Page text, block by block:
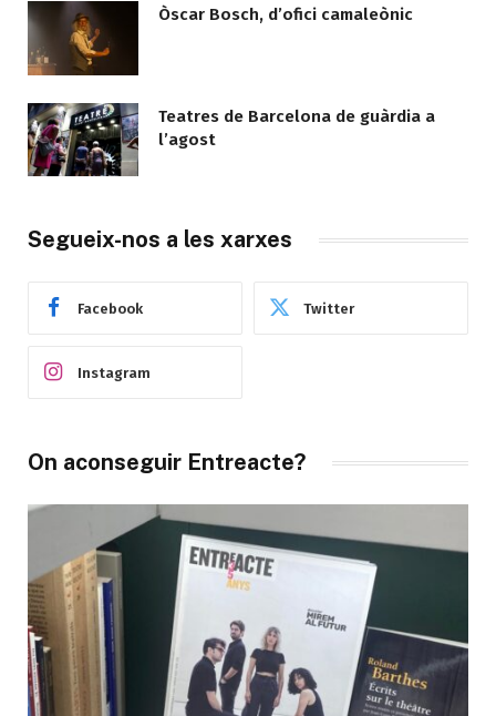
Òscar Bosch, d’ofici camaleònic
Teatres de Barcelona de guàrdia a
l’agost
Segueix-nos a les xarxes
Facebook Twitter
Instagram
On aconseguir Entreacte?